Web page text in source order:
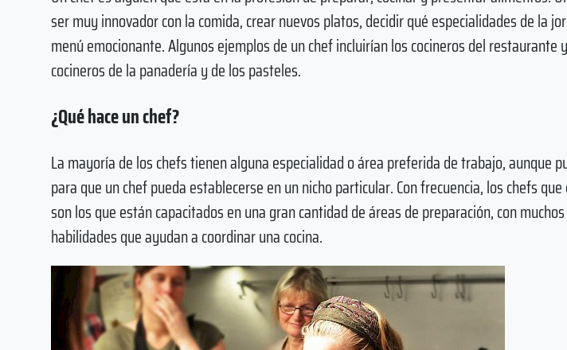
ser muy innovador con la comida, crear nuevos platos, decidir qué especialidades de la
menú emocionante. Algunos ejemplos de un chef incluirían los cocineros del restaurante
cocineros de la panadería y de los pasteles.
¿Qué hace un chef?
La mayoría de los chefs tienen alguna especialidad o área preferida de trabajo, aunque
para que un chef pueda establecerse en un nicho particular. Con frecuencia, los chefs
son los que están capacitados en una gran cantidad de áreas de preparación, con
habilidades que ayudan a coordinar una cocina.